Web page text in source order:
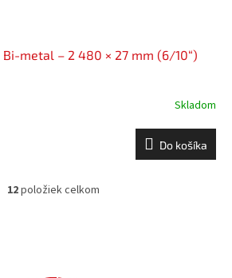
Bi-metal – 2 480 × 27 mm (6/10“)
Skladom
Do košíka
O
12položiek celkom